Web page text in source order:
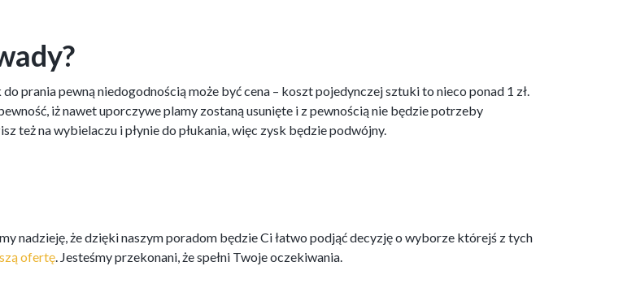
prania pewną niedogodnością może być cena – koszt pojedynczej sztuki to nieco ponad 1 zł.
iż nawet uporczywe plamy zostaną usunięte i z pewnością nie będzie potrzeby
też na wybielaczu i płynie do płukania, więc zysk będzie podwójny.
nadzieję, że dzięki naszym poradom będzie Ci łatwo podjąć decyzję o wyborze którejś z tych
ofertę. Jesteśmy przekonani, że spełni Twoje oczekiwania.